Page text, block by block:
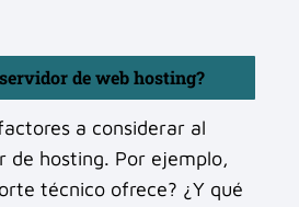
de web hosting?
a considerar al
de hosting. Por ejemplo,
técnico ofrece? ¿Y qué